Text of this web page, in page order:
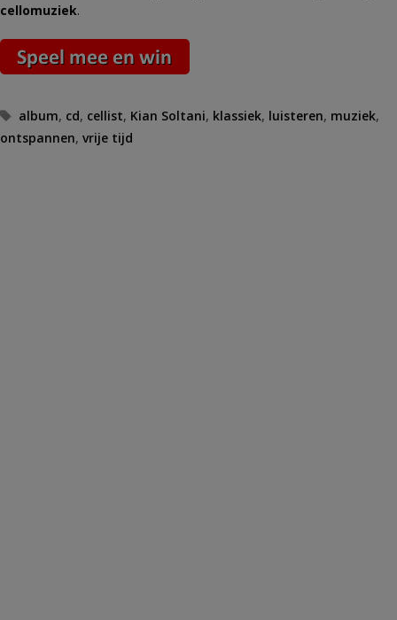
cellomuziek.
Tags
album, cd, cellist, Kian Soltani, klassiek, luisteren, muziek,
ontspannen, vrije tijd